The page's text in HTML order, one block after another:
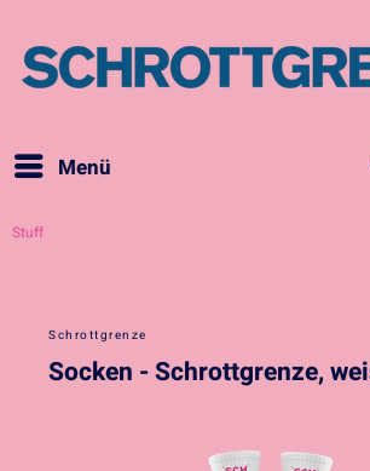
Menü
Stuff
Schrottgrenze
Socken - Schrottgrenze,